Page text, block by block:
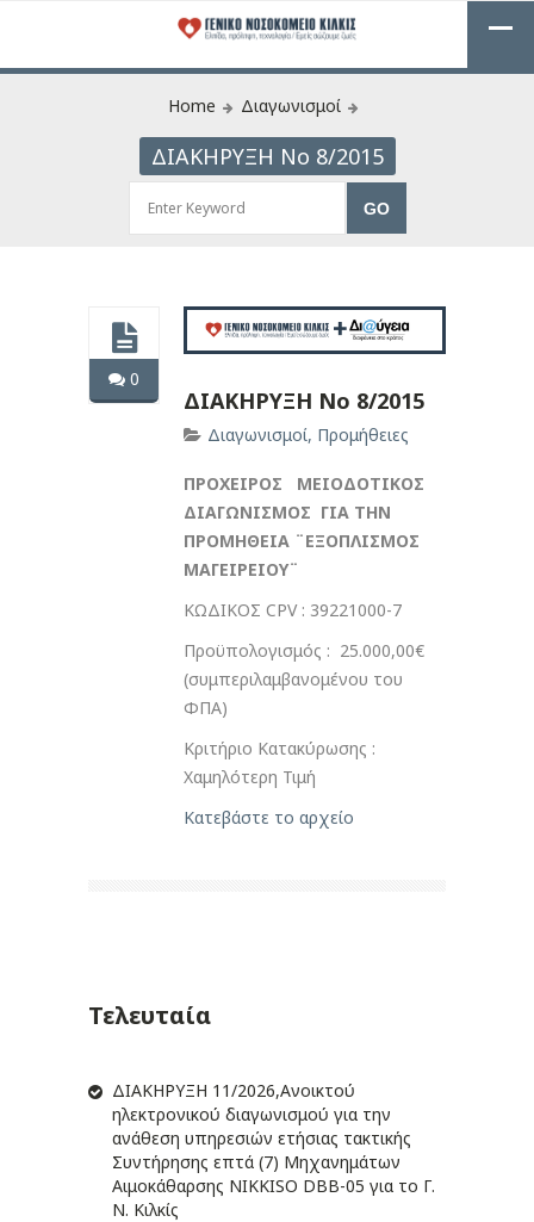
Home Διαγωνισμοί
ΔΙΑΚΗΡΥΞΗ Νο 8/2015
0
ΔΙΑΚΗΡΥΞΗ Νο 8/2015
Διαγωνισμοί, Προμήθειες
ΠΡΟΧΕΙΡΟΣ ΜΕΙΟΔΟΤΙΚΟΣ
ΔΙΑΓΩΝΙΣΜΟΣ ΓΙΑ ΤΗΝ
ΠΡΟΜΗΘΕΙΑ ¨ΕΞΟΠΛΙΣΜΟΣ
ΜΑΓΕΙΡΕΙΟΥ¨
ΚΩΔΙΚΟΣ CPV : 39221000-7
Προϋπολογισμός : 25.000,00€
(συμπεριλαμβανομένου του
ΦΠΑ)
Κριτήριο Κατακύρωσης :
Χαμηλότερη Τιμή
Κατεβάστε το αρχείο
Τελευταία
ΔIΑΚΗΡΥΞΗ 11/2026,Ανοικτού
ηλεκτρονικού διαγωνισμού για την
ανάθεση υπηρεσιών ετήσιας τακτικής
Συντήρησης επτά (7) Μηχανημάτων
Αιμοκάθαρσης NIKKISO DBB-05 για το Γ.
Ν. Κιλκίς